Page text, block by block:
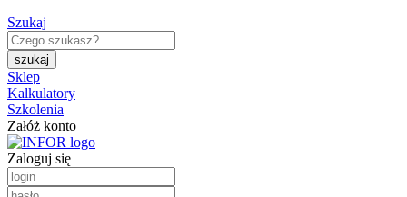
Szukaj
Sklep
Kalkulatory
Szkolenia
Załóż konto
Zaloguj się